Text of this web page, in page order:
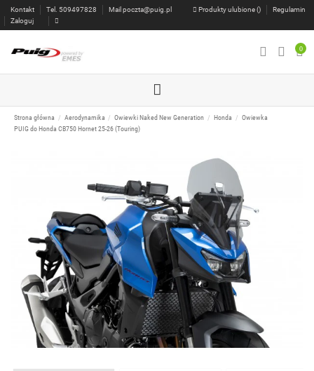
Kontakt Tel. 509497828 Mail poczta@puig.pl Produkty ulubione ()
Regulamin
Zaloguj
0
Strona główna Aerodynamika Owiewki Naked New Generation Honda
Owiewka
PUIG do Honda CB750 Hornet 25-26 (Touring)